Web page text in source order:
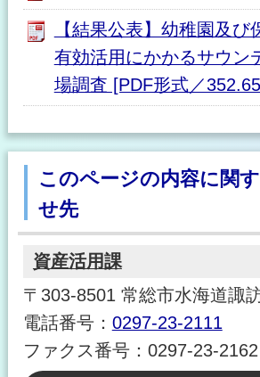
【結果公表】幼稚園及び
有効活用にかかるサウン
場調査 [PDF形式／
このページの内容に関
せ先
資産活用課
〒303-8501 常総市水海道諏
電話番号： 0297-23-2111
ファクス番号：0297-23-2162